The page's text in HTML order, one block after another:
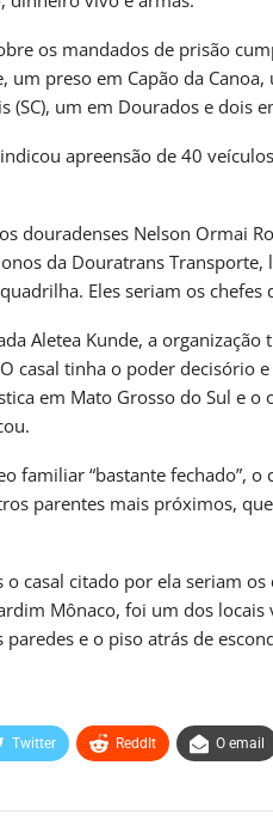
os mandados de prisão
preso em Capão da
(SC), um em Dourados e dois
apreensão de 40
douradenses Nelson Ormai
da Douratrans Transporte,
Eles seriam os chefes
Aletea Kunde, a
casal tinha o poder decisório
em Mato Grosso do Sul e o
familiar “bastante fechado”,
parentes mais próximos,
casal citado por ela seriam
Mônaco, foi um dos
e o piso atrás de
Twitter ReddIt O email